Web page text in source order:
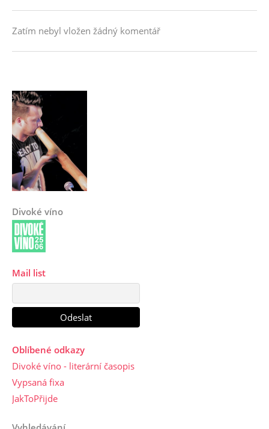
Zatím nebyl vložen žádný komentář
Divoké víno
Mail list
Oblíbené odkazy
Divoké víno - literární časopis
Vypsaná fixa
JakToPřijde